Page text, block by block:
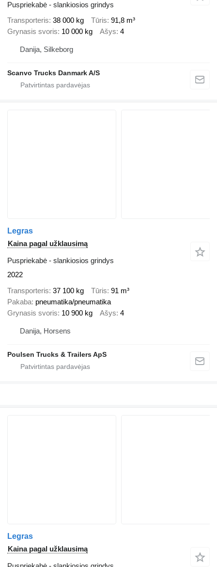
Puspriekabė - slankiosios grindys
Transporteris 38 000 kg Tūris 91,8 m³
Grynasis svoris 10 000 kg Ašys 4
Danija, Silkeborg
Scanvo Trucks Danmark A/S
Legras
Kaina pagal užklausimą
Puspriekabė - slankiosios grindys
2022
Transporteris 37 100 kg Tūris 91 m³
Pakaba pneumatika/pneumatika
Grynasis svoris 10 900 kg Ašys 4
Danija, Horsens
Poulsen Trucks & Trailers ApS
Legras
Kaina pagal užklausimą